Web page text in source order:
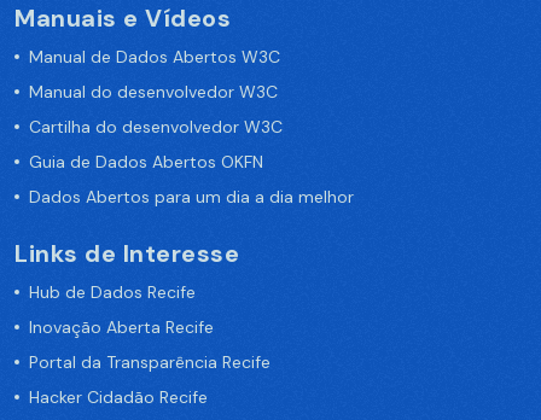
Manuais e Vídeos
Manual de Dados Abertos W3C
Manual do desenvolvedor W3C
Cartilha do desenvolvedor W3C
Guia de Dados Abertos OKFN
Dados Abertos para um dia a dia melhor
Links de Interesse
Hub de Dados Recife
Inovação Aberta Recife
Portal da Transparência Recife
Hacker Cidadão Recife